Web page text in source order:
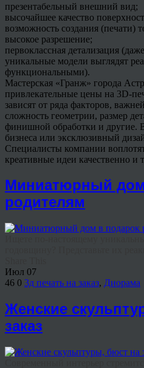
презентабельный внешний вид;
высочайшее качество
возможность создания (печати)
высокое разрешение;
первоклассная детализация
уникальные модели выглядят
функциональными).
Мастерская «Гранж» города
привлекательные цены на 3D-
зависят от ряда факторов,
сложность геометрии, размер
финишной обработки и другие.
бизнеса или эксклюзивный
Специалисты компании
креативные идеи качественно и
Миниатюрный
родителям
Июл 07
46 0 3д печать на заказ, Диорама
Женские
заказ